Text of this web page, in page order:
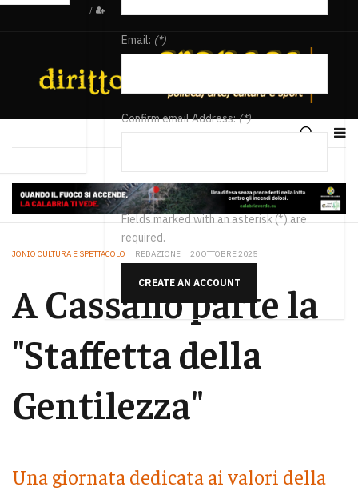
/
Email: (*)
Confirm email Address:(*)
Fields marked with an asterisk (*) are
required.
CREATE AN ACCOUNT
JONIO CULTURA E SPETTACOLO REDAZIONE 20 OTTOBRE 2025
A Cassano parte la
"Staffetta della
Gentilezza"
Una giornata dedicata ai valori della